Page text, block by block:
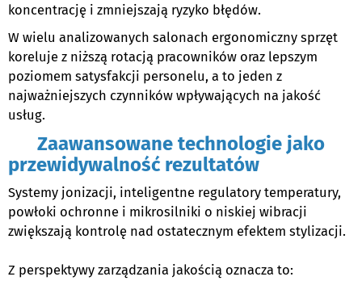
koncentrację i zmniejszają ryzyko błędów.
W wielu analizowanych salonach ergonomiczny sprzęt
koreluje z niższą rotacją pracowników oraz lepszym
poziomem satysfakcji personelu, a to jeden z
najważniejszych czynników wpływających na jakość
usług.
Zaawansowane technologie jako
przewidywalność rezultatów
Systemy jonizacji, inteligentne regulatory temperatury,
powłoki ochronne i mikrosilniki o niskiej wibracji
zwiększają kontrolę nad ostatecznym efektem stylizacji.
Z perspektywy zarządzania jakością oznacza to: